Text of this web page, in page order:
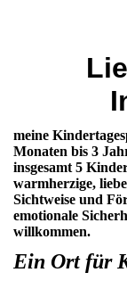
meine
Monaten bis 3
insgesamt 5
warmherzige,
Sichtweise und
emotionale
willkommen.
Ein Ort für